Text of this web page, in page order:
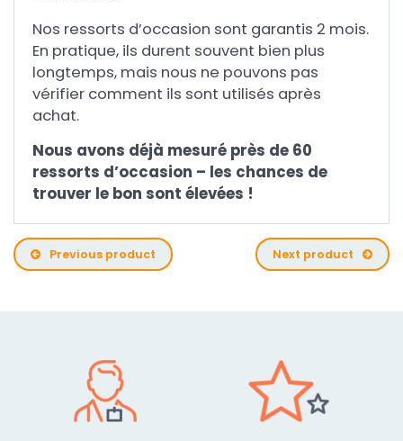
Nos ressorts d’occasion sont garantis 2 mois.
En pratique, ils durent souvent bien plus
longtemps, mais nous ne pouvons pas
vérifier comment ils sont utilisés après
achat.
Nous avons déjà mesuré près de 60
ressorts d’occasion – les chances de
trouver le bon sont élevées !
Previous product Next product